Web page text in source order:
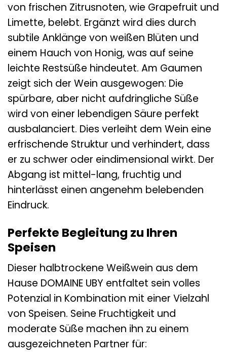
von frischen Zitrusnoten, wie Grapefruit und
Limette, belebt. Ergänzt wird dies durch
subtile Anklänge von weißen Blüten und
einem Hauch von Honig, was auf seine
leichte Restsüße hindeutet. Am Gaumen
zeigt sich der Wein ausgewogen: Die
spürbare, aber nicht aufdringliche Süße
wird von einer lebendigen Säure perfekt
ausbalanciert. Dies verleiht dem Wein eine
erfrischende Struktur und verhindert, dass
er zu schwer oder eindimensional wirkt. Der
Abgang ist mittel-lang, fruchtig und
hinterlässt einen angenehm belebenden
Eindruck.
Perfekte Begleitung zu Ihren
Speisen
Dieser halbtrockene Weißwein aus dem
Hause DOMAINE UBY entfaltet sein volles
Potenzial in Kombination mit einer Vielzahl
von Speisen. Seine Fruchtigkeit und
moderate Süße machen ihn zu einem
ausgezeichneten Partner für: